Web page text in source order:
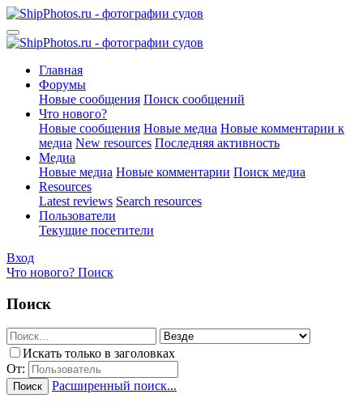
Главная
Форумы
Новые сообщения Поиск сообщений
Что нового?
Новые сообщения Новые медиа Новые комментарии к
медиа New resources Последняя активность
Медиа
Новые медиа Новые комментарии Поиск медиа
Resources
Latest reviews Search resources
Пользователи
Текущие посетители
Вход
Что нового? Поиск
Поиск
Искать только в заголовках
От:
Поиск Расширенный поиск...